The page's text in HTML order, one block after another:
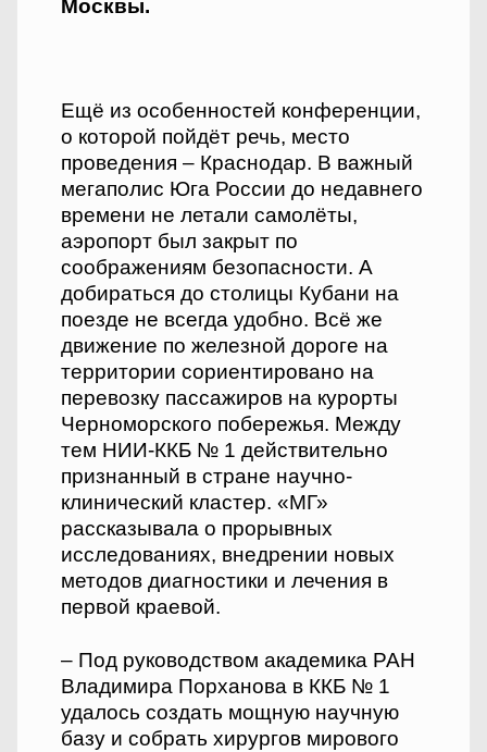
Москвы.
Ещё из особенностей конференции,
о которой пойдёт речь, место
проведения – Краснодар. В важный
мегаполис Юга России до недавнего
времени не летали самолёты,
аэропорт был закрыт по
соображениям безопасности. А
добираться до столицы Кубани на
поезде не всегда удобно. Всё же
движение по железной дороге на
территории сориентировано на
перевозку пассажиров на курорты
Черноморского побережья. Между
тем НИИ-ККБ № 1 действительно
признанный в стране научно-
клинический кластер. «МГ»
рассказывала о прорывных
исследованиях, внедрении новых
методов диагностики и лечения в
первой краевой.
– Под руководством академика РАН
Владимира Порханова в ККБ № 1
удалось создать мощную научную
базу и собрать хирургов мирового